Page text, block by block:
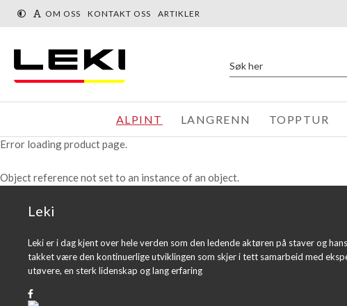
OM OSS KONTAKT OSS ARTIKLER
ALPINT LANGRENN TOPPTUR
« Tilbake Du er her: Produkter Alpint
Error loading product page.
Object reference not set to an instance of an object.
Leki
Leki er i dag kjent over hele verden som den ledende aktøren på staver og
takket være den kontinuerlige utviklingen som skjer i tett samarbeid med
utøvere, en sterk lidenskap og lang erfaring